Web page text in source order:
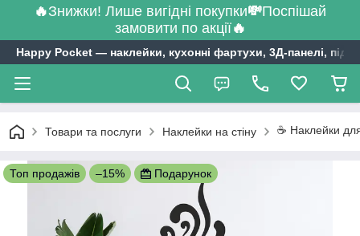
🔥Знижки! Лише вигідні покупки💸Поспішай
замовити по акції🔥
Happy Pocket ― наклейки, кухонні фартухи, 3Д-панелі,
Товари та послуги Наклейки на стіну ☕ Наклейки
Топ продажів –15% Подарунок